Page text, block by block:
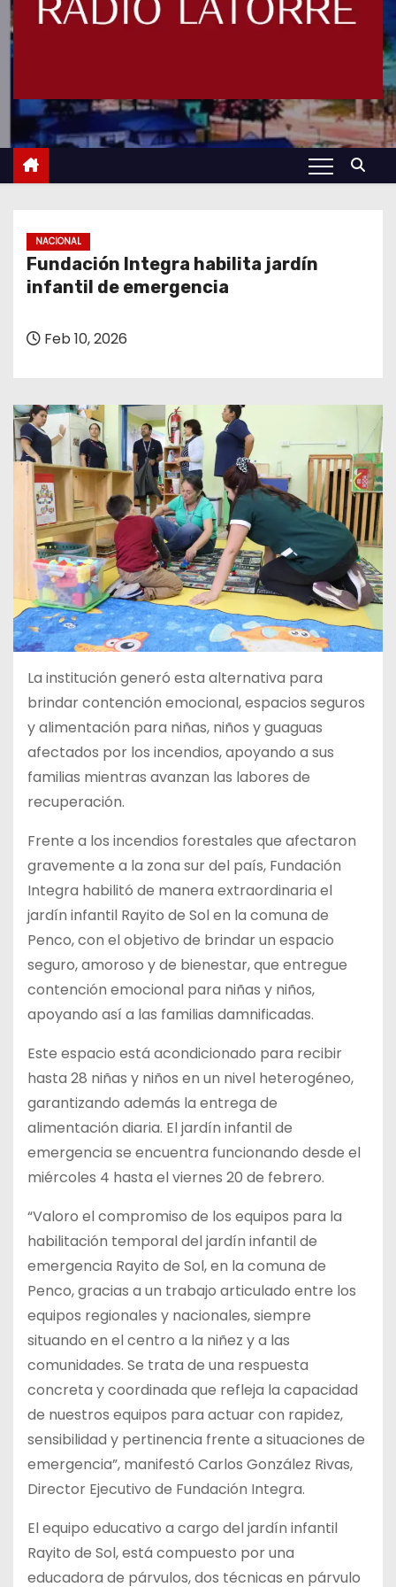
NACIONAL
Fundación Integra habilita jardín
infantil de emergencia
Feb 10, 2026
La institución generó esta alternativa para
brindar contención emocional, espacios seguros
y alimentación para niñas, niños y guaguas
afectados por los incendios, apoyando a sus
familias mientras avanzan las labores de
recuperación.
Frente a los incendios forestales que afectaron
gravemente a la zona sur del país, Fundación
Integra habilitó de manera extraordinaria el
jardín infantil Rayito de Sol en la comuna de
Penco, con el objetivo de brindar un espacio
seguro, amoroso y de bienestar, que entregue
contención emocional para niñas y niños,
apoyando así a las familias damnificadas.
Este espacio está acondicionado para recibir
hasta 28 niñas y niños en un nivel heterogéneo,
garantizando además la entrega de
alimentación diaria. El jardín infantil de
emergencia se encuentra funcionando desde el
miércoles 4 hasta el viernes 20 de febrero.
“Valoro el compromiso de los equipos para la
habilitación temporal del jardín infantil de
emergencia Rayito de Sol, en la comuna de
Penco, gracias a un trabajo articulado entre los
equipos regionales y nacionales, siempre
situando en el centro a la niñez y a las
comunidades. Se trata de una respuesta
concreta y coordinada que refleja la capacidad
de nuestros equipos para actuar con rapidez,
sensibilidad y pertinencia frente a situaciones de
emergencia”, manifestó Carlos González Rivas,
Director Ejecutivo de Fundación Integra.
El equipo educativo a cargo del jardín infantil
Rayito de Sol, está compuesto por una
educadora de párvulos, dos técnicas en párvulo